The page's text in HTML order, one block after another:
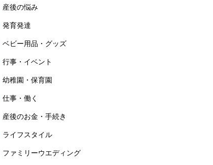
産後の悩み
発育発達
ベビー用品・グッズ
行事・イベント
幼稚園・保育園
仕事・働く
産後のお金・手続き
ライフスタイル
ファミリーウエディング